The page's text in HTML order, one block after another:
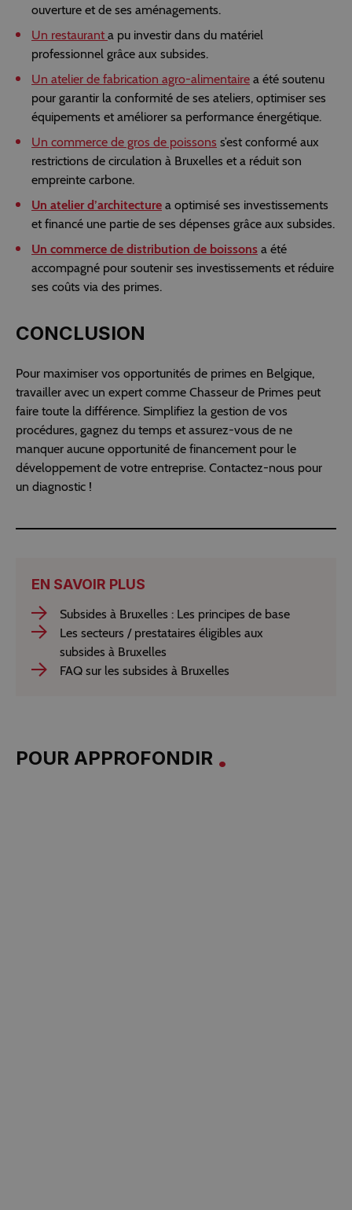
ouverture et de ses aménagements.
Un restaurant a pu investir dans du matériel
professionnel grâce aux subsides.
Un atelier de fabrication agro-alimentaire a été soutenu
pour garantir la conformité de ses ateliers, optimiser ses
équipements et améliorer sa performance énergétique.
Un commerce de gros de poissons s’est conformé aux
restrictions de circulation à Bruxelles et a réduit son
empreinte carbone.
Un atelier d’architecture a optimisé ses investissements
et financé une partie de ses dépenses grâce aux subsides.
Un commerce de distribution de boissons a été
accompagné pour soutenir ses investissements et réduire
ses coûts via des primes.
CONCLUSION
Pour maximiser vos opportunités de primes en Belgique,
travailler avec un expert comme Chasseur de Primes peut
faire toute la différence. Simplifiez la gestion de vos
procédures, gagnez du temps et assurez-vous de ne
manquer aucune opportunité de financement pour le
développement de votre entreprise. Contactez-nous pour
un diagnostic !
EN SAVOIR PLUS
Subsides à Bruxelles : Les principes de base
Les secteurs / prestataires éligibles aux
subsides à Bruxelles
FAQ sur les subsides à Bruxelles
POUR APPROFONDIR